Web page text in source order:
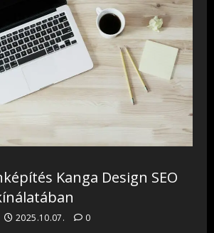
Kanga Design SEO
2025.10.07. 0